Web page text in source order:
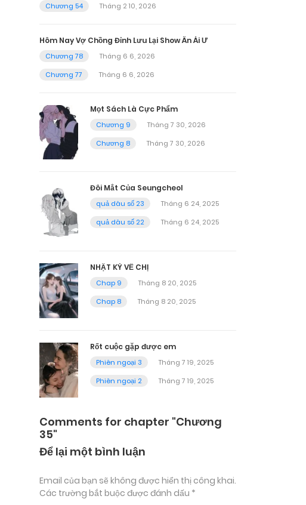
Chương 54
Tháng 2 10, 2026
Hôm Nay Vợ Chồng Đỉnh Lưu Lại Show Ân Ái Ư
Chương 78
Tháng 6 6, 2026
Chương 77
Tháng 6 6, 2026
Mọt Sách Là Cực Phẩm
Chương 9
Tháng 7 30, 2026
Chương 8
Tháng 7 30, 2026
Đôi Mắt Của Seungcheol
quả dâu số 23
Tháng 6 24, 2025
quả dâu số 22
Tháng 6 24, 2025
NHẬT KÝ VỀ CHỊ
Chap 9
Tháng 8 20, 2025
Chap 8
Tháng 8 20, 2025
Rốt cuộc gặp được em
Phiên ngoại 3
Tháng 7 19, 2025
Phiên ngoại 2
Tháng 7 19, 2025
Comments for chapter "Chương
35"
Để lại một bình luận
Email của bạn sẽ không được hiển thị công khai.
Các trường bắt buộc được đánh dấu *